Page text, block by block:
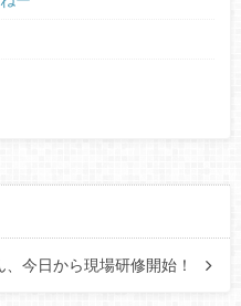
、今日から現場研修開始！